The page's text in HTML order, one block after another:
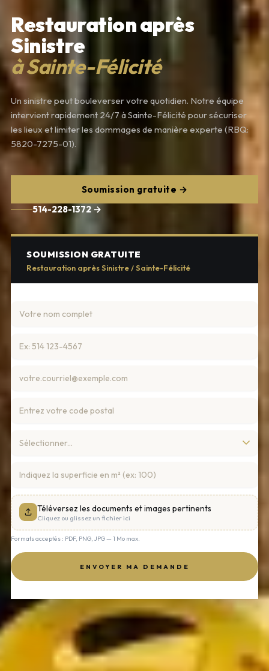
Restauration après
Sinistre
à Sainte-Félicité
Un sinistre peut bouleverser votre quotidien. Notre équipe
intervient rapidement 24/7 à Sainte-Félicité pour sécuriser
les lieux et limiter les dommages de manière experte (RBQ:
5820-7275-01).
Soumission gratuite →
514-228-1372 →
SOUMISSION GRATUITE
Restauration après Sinistre / Sainte-Félicité
Téléversez les documents et images pertinents
Cliquez ou glissez un fichier ici
Formats acceptés : PDF, PNG, JPG — 1 Mo max.
ENVOYER MA DEMANDE